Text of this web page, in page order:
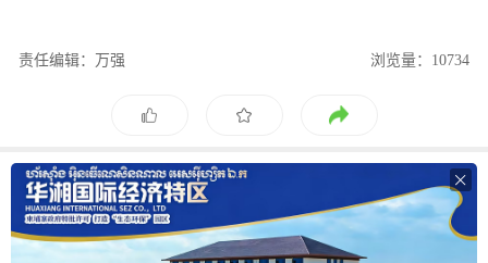
责任编辑：万强 浏览量：10734
